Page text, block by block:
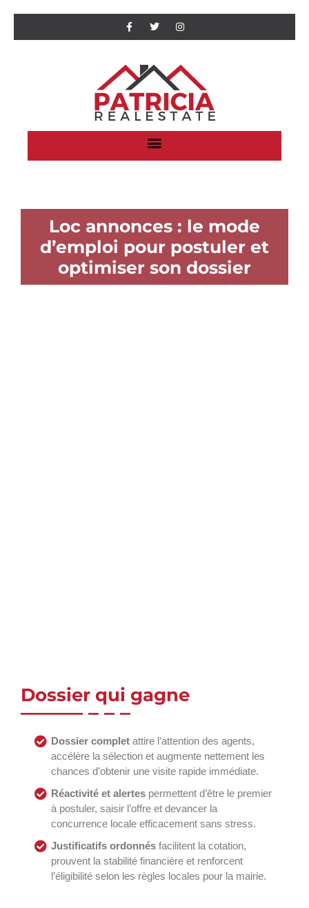
Loc annonces : le mode
d’emploi pour postuler et
optimiser son dossier
Dossier qui gagne
Dossier complet attire l’attention des agents,
accélère la sélection et augmente nettement les
chances d’obtenir une visite rapide immédiate.
Réactivité et alertes permettent d’être le premier
à postuler, saisir l’offre et devancer la
concurrence locale efficacement sans stress.
Justificatifs ordonnés facilitent la cotation,
prouvent la stabilité financière et renforcent
l’éligibilité selon les règles locales pour la mairie.